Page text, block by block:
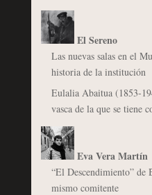
El Sereno
Las nuevas salas en el
historia de la institución
Eulalia Abaitua (1853-
vasca de la que se tiene
Eva Vera Martín
“El Descendimiento” de
mismo comitente